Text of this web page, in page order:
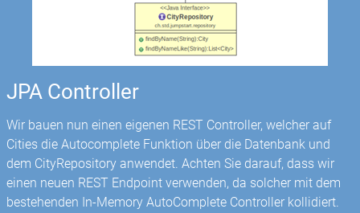
JPA Controller
Wir bauen nun einen eigenen REST Controller, welcher auf
Cities die Autocomplete Funktion über die Datenbank und
dem CityRepository anwendet. Achten Sie darauf, dass wir
einen neuen REST Endpoint verwenden, da solcher mit dem
bestehenden In-Memory AutoComplete Controller kollidiert.